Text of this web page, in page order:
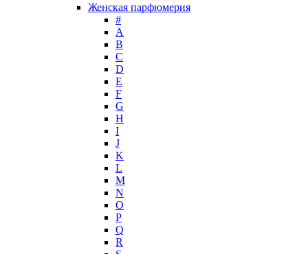
Guy Laroche
Helena Rubinstein
Histoires de Parfums
Humiecki & Graef
Jacques Bogart Group
Женская парфюмерия
#
А
B
C
D
E
F
G
H
I
J
K
L
M
N
O
P
Q
R